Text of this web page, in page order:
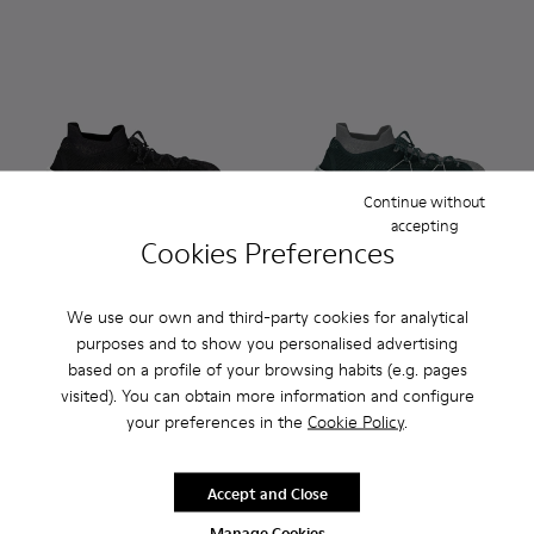
Cookies Preferences
We use our own and third-party cookies for analytical
purposes and to show you personalised advertising
based on a profile of your browsing habits (e.g. pages
visited). You can obtain more information and configure
your preferences in the Cookie Policy.
Continue without
accepting
Accept and Close
Custom Roku - K100953-999-R008 - Multicolor
Custom Roku - K100953-999-R001 - Disassembled
Custom Roku - K100953-004 - Brown
Custom Roku - K100953-999-R004 -
Custom Roku - K100953-999-
Custom Roku -
Custom Roku -
Custom
Custom Roku
Custom Roku - K100953-
Custom Roku -
Custom
Custom Roku
180 €
Customize